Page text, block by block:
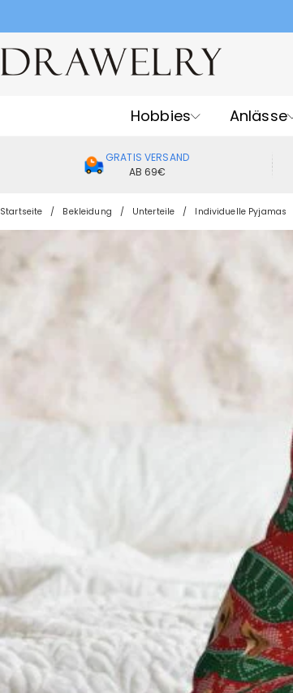
Hobbies Anlässe
GRATIS VERSAND
AB 69€
Startseite Bekleidung Unterteile Individuelle Pyjamas